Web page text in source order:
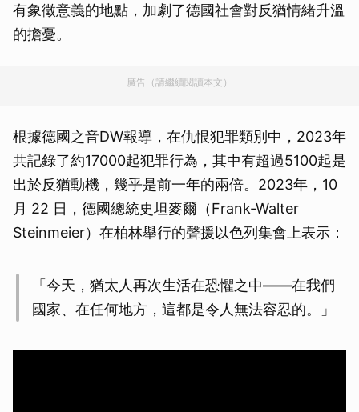
有象徵意義的地點，加劇了德國社會對反猶情緒升溫
的擔憂。
廣告（請繼續閱讀本文）
根據德國之音DW報導，在仇恨犯罪類別中，2023年
共記錄了約17000起犯罪行為，其中有超過5100起是
出於反猶動機，幾乎是前一年的兩倍。2023年，10
月 22 日，德國總統史坦麥爾（Frank-Walter
Steinmeier）在柏林舉行的聲援以色列集會上表示：
「今天，猶太人再次生活在恐懼之中——在我們
國家、在任何地方，這都是令人無法容忍的。」